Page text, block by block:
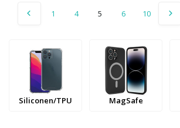
1 4 5 6 10
Siliconen/TPU MagSafe